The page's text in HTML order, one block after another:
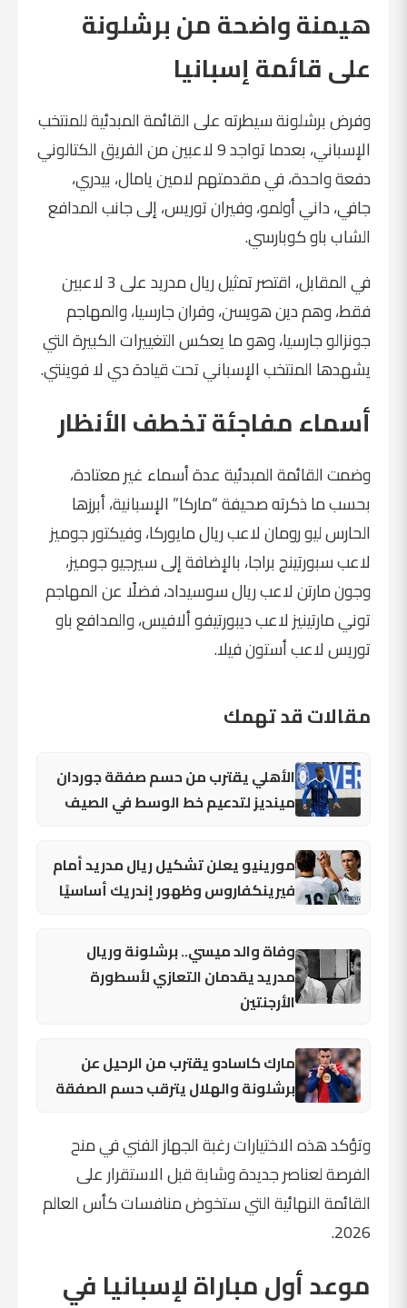
هيمنة واضحة من برشلونة
على قائمة إسبانيا
وفرضبرشلونةسيطرته على القائمة المبدئية للمنتخب
الإسباني، بعدما تواجد 9 لاعبين من الفريق الكتالوني
دفعة واحدة، في مقدمتهم لامين يامال، بيدري،
جافي،داني أولمو، وفيران توريس، إلى جانب المدافع
الشابباو كوبارسي.
في المقابل، اقتصر تمثيل ريال مدريد على 3 لاعبين
فقط، وهم دين هويسن، وفران جارسيا، والمهاجم
جونزالو جارسيا، وهو ما يعكس التغييرات الكبيرة التي
يشهدها المنتخب الإسباني تحت قيادة دي لا فوينتي.
أسماء مفاجئة تخطف الأنظار
وضمت القائمة المبدئية عدة أسماء غير معتادة،
بحسب ما ذكرته صحيفة “ماركا” الإسبانية، أبرزها
الحارس ليو رومان لاعب ريال مايوركا، وفيكتور جوميز
لاعب سبورتينج براجا، بالإضافة إلى سيرجيو جوميز،
وجون مارتن لاعب ريال سوسيداد، فضلًا عن المهاجم
توني مارتينيز لاعب ديبورتيفو ألافيس، والمدافعباو
توريسلاعبأستون فيلا.
مقالات قد تهمك
الأهلي يقترب من حسم صفقة جوردان
مينديز لتدعيم خط الوسط في الصيف
مورينيو يعلن تشكيل ريال مدريد أمام
فيرينكفاروس وظهور إندريك أساسيًا
وفاة والد ميسي.. برشلونة وريال
مدريد يقدمان التعازي لأسطورة
الأرجنتين
مارك كاسادو يقترب من الرحيل عن
برشلونة والهلال يترقب حسم الصفقة
وتؤكد هذه الاختيارات رغبة الجهاز الفني في منح
الفرصة لعناصر جديدة وشابة قبل الاستقرار على
القائمة النهائية التي ستخوض منافسات كأس العالم
2026.
موعد أول مباراة لإسبانيا في